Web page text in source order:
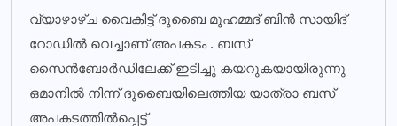
വ്യാഴാഴ്ച വൈകിട്ട് ദുബൈ മുഹമ്മദ് ബിൻ സായിദ്
റോഡിൽ വെച്ചാണ് അപകടം . ബസ്
സൈൻബോർഡിലേക്ക് ഇടിച്ചു കയറുകയായിരുന്നു
ഒമാനിൽ നിന്ന് ദുബൈയിലെത്തിയ യാത്രാ ബസ്
അപകടത്തിൽപ്പെട്ട്